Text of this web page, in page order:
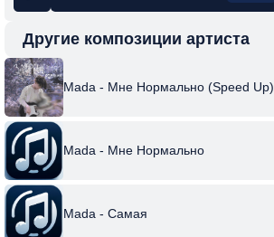
Другие композиции артиста
Mada - Мне Нормально (Speed Up)
Mada - Мне Нормально
Mada - Самая